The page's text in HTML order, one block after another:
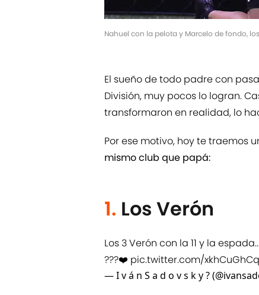
Nahuel con la pelota y Marcelo de fondo,
El sueño de todo padre con
División, muy pocos lo logran.
transformaron en realidad, lo
Por ese motivo, hoy te traemos
mismo club que papá:
1. Los Verón
Los 3 Verón con la 11 y la
???❤️ pic.twitter.com/
— I v á n S a d o v s k y ?